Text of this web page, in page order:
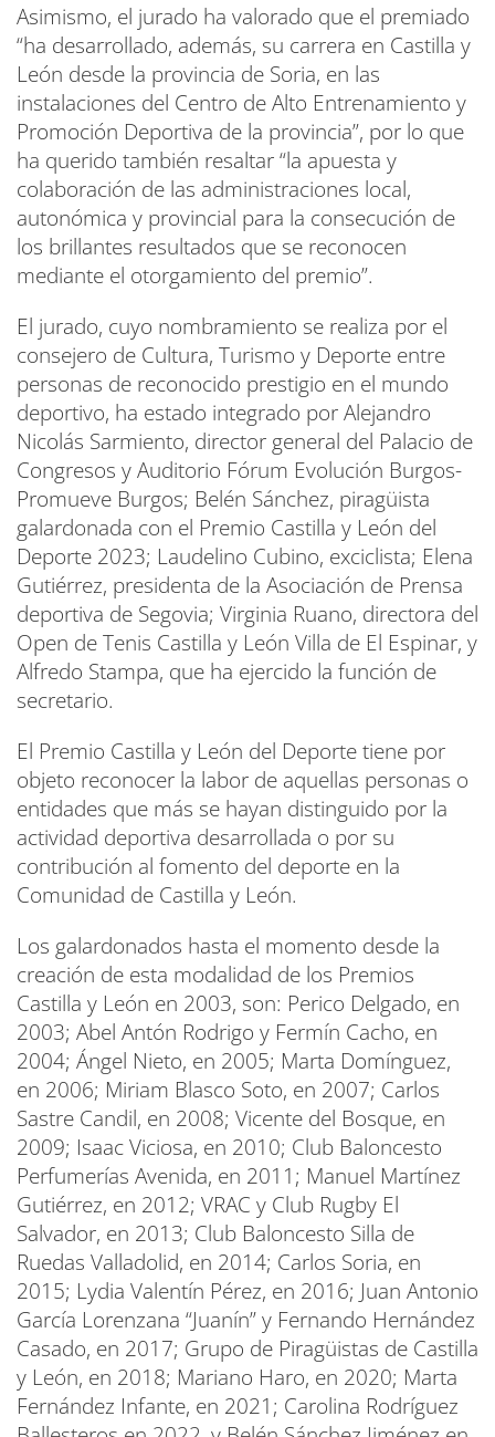
Asimismo, el jurado ha valorado que el premiado
“ha desarrollado, además, su carrera en Castilla y
León desde la provincia de Soria, en las
instalaciones del Centro de Alto Entrenamiento y
Promoción Deportiva de la provincia”, por lo que
ha querido también resaltar “la apuesta y
colaboración de las administraciones local,
autonómica y provincial para la consecución de
los brillantes resultados que se reconocen
mediante el otorgamiento del premio”.
El jurado, cuyo nombramiento se realiza por el
consejero de Cultura, Turismo y Deporte entre
personas de reconocido prestigio en el mundo
deportivo, ha estado integrado por Alejandro
Nicolás Sarmiento, director general del Palacio de
Congresos y Auditorio Fórum Evolución Burgos-
Promueve Burgos; Belén Sánchez, piragüista
galardonada con el Premio Castilla y León del
Deporte 2023; Laudelino Cubino, exciclista; Elena
Gutiérrez, presidenta de la Asociación de Prensa
deportiva de Segovia; Virginia Ruano, directora del
Open de Tenis Castilla y León Villa de El Espinar, y
Alfredo Stampa, que ha ejercido la función de
secretario.
El Premio Castilla y León del Deporte tiene por
objeto reconocer la labor de aquellas personas o
entidades que más se hayan distinguido por la
actividad deportiva desarrollada o por su
contribución al fomento del deporte en la
Comunidad de Castilla y León.
Los galardonados hasta el momento desde la
creación de esta modalidad de los Premios
Castilla y León en 2003, son: Perico Delgado, en
2003; Abel Antón Rodrigo y Fermín Cacho, en
2004; Ángel Nieto, en 2005; Marta Domínguez,
en 2006; Miriam Blasco Soto, en 2007; Carlos
Sastre Candil, en 2008; Vicente del Bosque, en
2009; Isaac Viciosa, en 2010; Club Baloncesto
Perfumerías Avenida, en 2011; Manuel Martínez
Gutiérrez, en 2012; VRAC y Club Rugby El
Salvador, en 2013; Club Baloncesto Silla de
Ruedas Valladolid, en 2014; Carlos Soria, en
2015; Lydia Valentín Pérez, en 2016; Juan Antonio
García Lorenzana “Juanín” y Fernando Hernández
Casado, en 2017; Grupo de Piragüistas de Castilla
y León, en 2018; Mariano Haro, en 2020; Marta
Fernández Infante, en 2021; Carolina Rodríguez